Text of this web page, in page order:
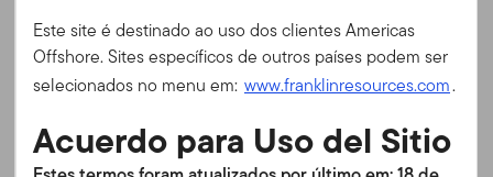
Senha
Rendibilidade Acumulada
Em 30/06/2026
Final do Mês
Final do Trimestre
Este site é destinado ao uso dos clientes Americas
Offshore. Sites específicos de outros países podem ser
selecionados no menu em: www.franklinresources.com.
Acuerdo para Uso del Sitio